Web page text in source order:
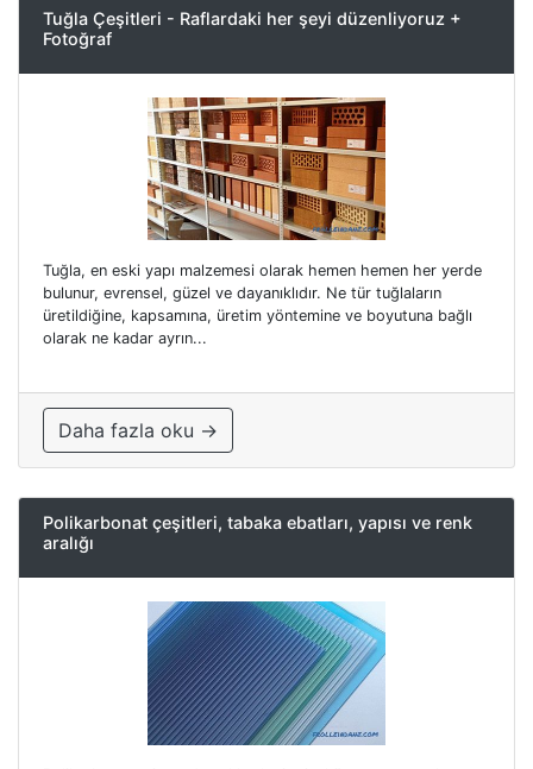
Tuğla Çeşitleri - Raflardaki her şeyi düzenliyoruz +
Fotoğraf
Tuğla, en eski yapı malzemesi olarak hemen hemen her yerde
bulunur, evrensel, güzel ve dayanıklıdır. Ne tür tuğlaların
üretildiğine, kapsamına, üretim yöntemine ve boyutuna bağlı
olarak ne kadar ayrın...
Daha fazla oku →
Polikarbonat çeşitleri, tabaka ebatları, yapısı ve renk
aralığı